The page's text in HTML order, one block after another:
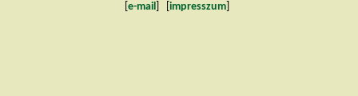
e-mail impresszum]